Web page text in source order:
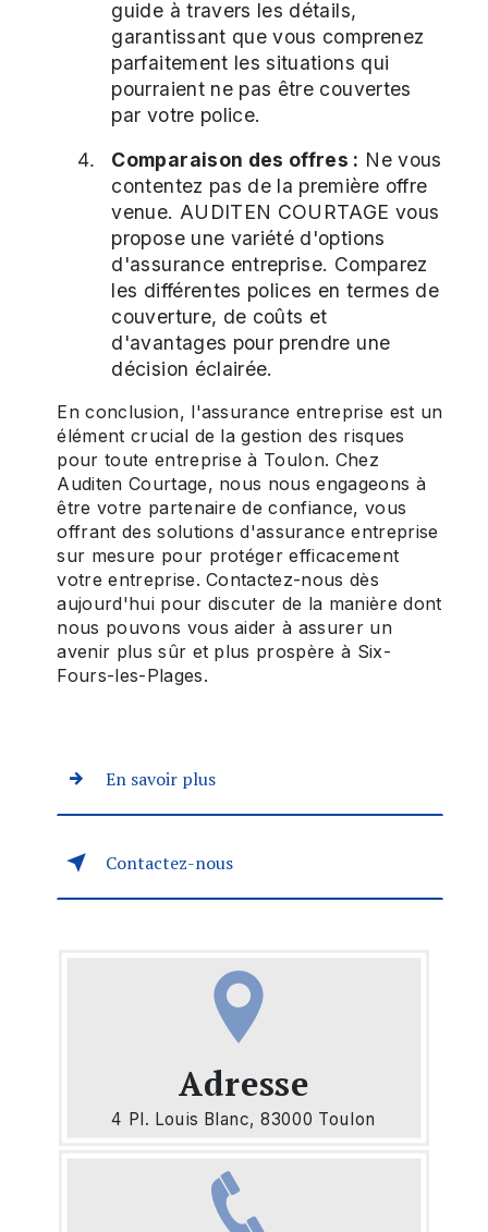
guide à travers les détails,
garantissant que vous comprenez
parfaitement les situations qui
pourraient ne pas être couvertes
par votre police.
Comparaison des offres : Ne vous
contentez pas de la première offre
venue. AUDITEN COURTAGE vous
propose une variété d'options
d'assurance entreprise. Comparez
les différentes polices en termes de
couverture, de coûts et
d'avantages pour prendre une
décision éclairée.
En conclusion, l'assurance entreprise est un
élément crucial de la gestion des risques
pour toute entreprise à Toulon. Chez
Auditen Courtage, nous nous engageons à
être votre partenaire de confiance, vous
offrant des solutions d'assurance entreprise
sur mesure pour protéger efficacement
votre entreprise. Contactez-nous dès
aujourd'hui pour discuter de la manière dont
nous pouvons vous aider à assurer un
avenir plus sûr et plus prospère à Six-
Fours-les-Plages.
En savoir plus
Contactez-nous
Adresse
4 Pl. Louis Blanc, 83000 Toulon